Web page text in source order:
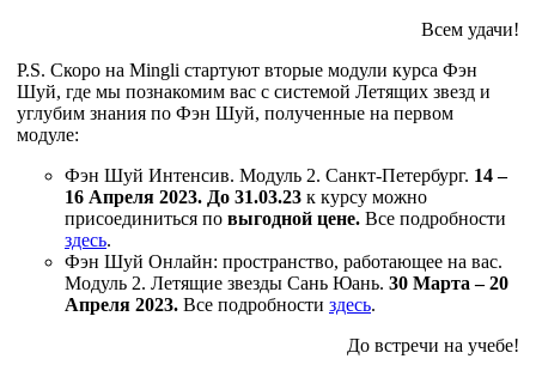
Всем удачи!
P.S. Скоро на Mingli стартуют вторые модули курса Фэн
Шуй, где мы познакомим вас с системой Летящих звезд и
углубим знания по Фэн Шуй, полученные на первом
модуле:
Фэн Шуй Интенсив. Модуль 2. Санкт-Петербург. 14 –
16 Апреля 2023. До 31.03.23 к курсу можно
присоединиться по выгодной цене. Все подробности
здесь.
Фэн Шуй Онлайн: пространство, работающее на вас.
Модуль 2. Летящие звезды Сань Юань. 30 Марта – 20
Апреля 2023. Все подробности здесь.
До встречи на учебе!